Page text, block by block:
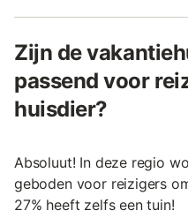
Zijn de
passend voor
huisdier?
Absoluut! In deze regio
geboden voor reizigers
27% heeft zelfs een tuin!